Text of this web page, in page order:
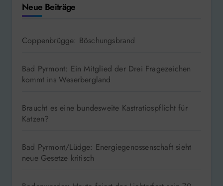
Neue Beiträge
Coppenbrügge: Böschungsbrand
Bad Pyrmont: Ein Mitglied der Drei Fragezeichen
kommt ins Weserbergland
Braucht es eine bundesweite Kastratiospflicht für
Katzen?
Bad Pyrmont/Lüdge: Energiegenossenschaft sieht
neue Gesetze kritisch